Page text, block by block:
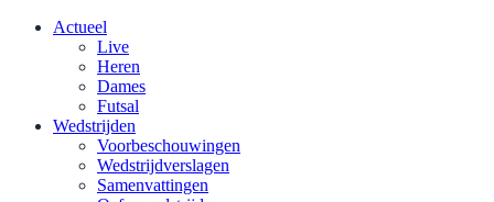
Actueel
Live
Heren
Dames
Futsal
Wedstrijden
Voorbeschouwingen
Wedstrijdverslagen
Samenvattingen